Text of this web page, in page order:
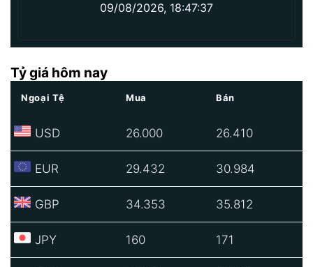
09/08/2026, 18:47:37
Tỷ giá hôm nay
Ngoại Tệ Mua Bán
USD 26.000 26.410
EUR 29.432 30.984
GBP 34.353 35.812
JPY 160 171